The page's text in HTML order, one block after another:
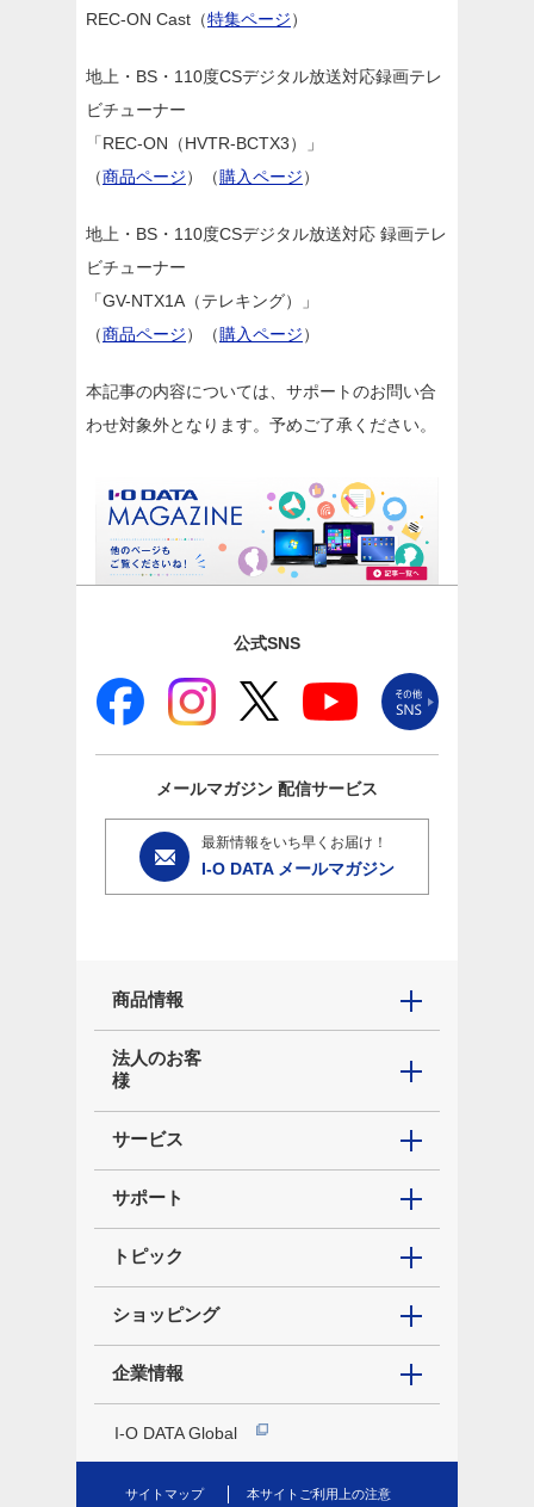
REC-ON Cast（特集ページ）
地上・BS・110度CSデジタル放送対応録画テレ
ビチューナー
「REC-ON（HVTR-BCTX3）」
（商品ページ）（購入ページ）
地上・BS・110度CSデジタル放送対応 録画テレ
ビチューナー
「GV-NTX1A（テレキング）」
（商品ページ）（購入ページ）
本記事の内容については、サポートのお問い合
わせ対象外となります。予めご了承ください。
公式SNS
メールマガジン 配信サービス
最新情報をいち早くお届け！
I-O DATA メールマガジン
商品情報
法人のお客
様
サービス
サポート
トピック
ショッピング
企業情報
I-O DATA Global
サイトマップ 本サイトご利用上の注意